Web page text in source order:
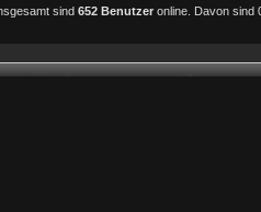
sind 652 Benutzer online. Davon sind